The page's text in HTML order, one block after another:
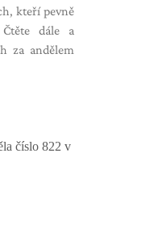
kteří pevně
dále a
za andělem
číslo 822 v